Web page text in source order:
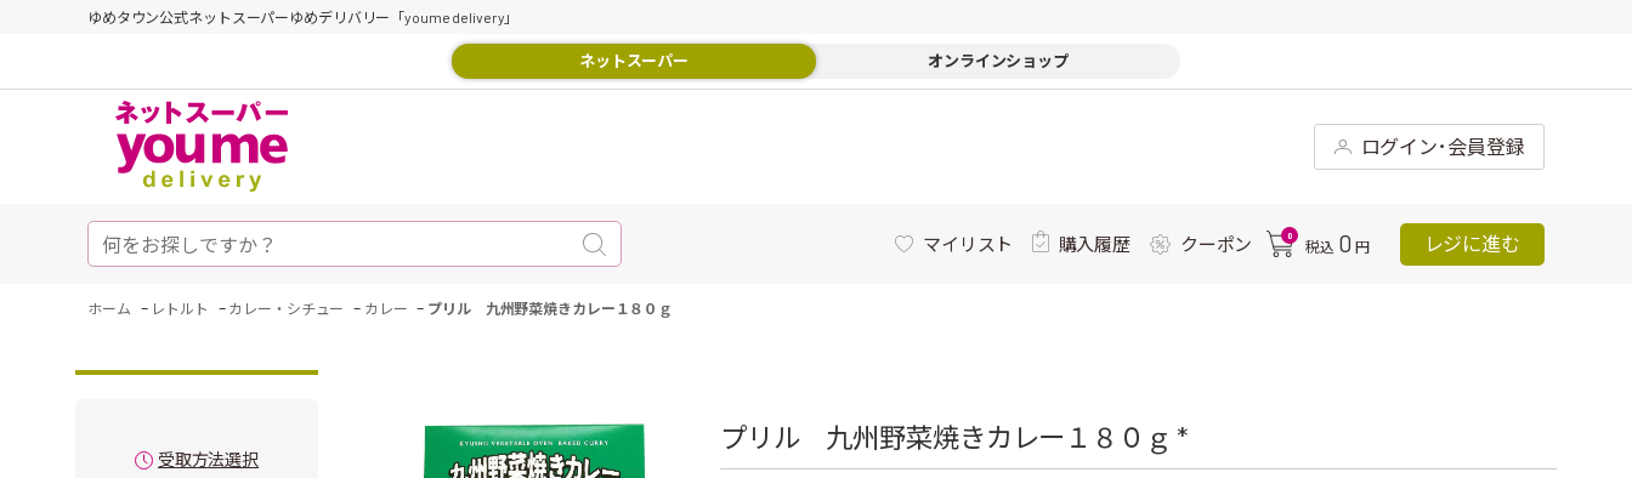
ゆめタウン公式ネットスーパーゆめデリバリー「youme delivery」
ネットスーパー オンラインショップ
ログイン･会員登録
マイリスト 購入履歴 クーポン 0
税込 0 円 レジに進む
ホーム - レトルト - カレー・シチュー - カレー - プリル 九州野菜焼きカレー１８０ｇ
受取方法選択
プリル 九州野菜焼きカレー１８０ｇ *